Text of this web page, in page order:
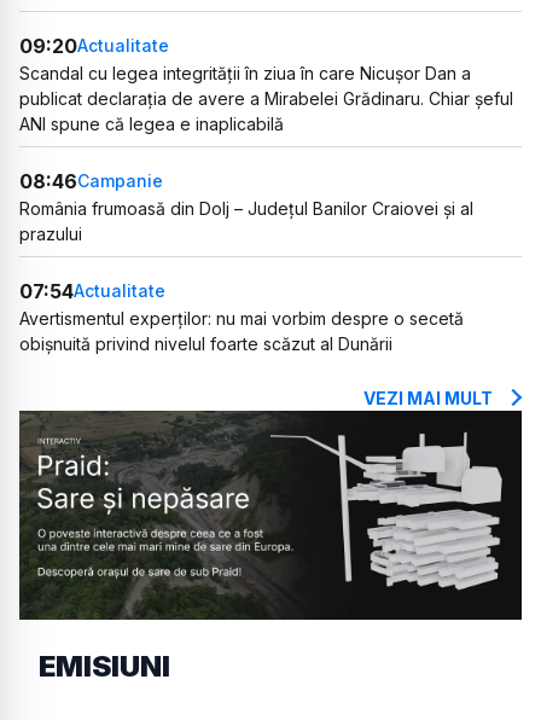
09:20Actualitate
Scandal cu legea integrității în ziua în care Nicușor Dan a
publicat declarația de avere a Mirabelei Grădinaru. Chiar șeful
ANI spune că legea e inaplicabilă
08:46Campanie
România frumoasă din Dolj – Județul Banilor Craiovei și al
prazului
07:54Actualitate
Avertismentul experților: nu mai vorbim despre o secetă
obișnuită privind nivelul foarte scăzut al Dunării
VEZI MAI MULT
EMISIUNI